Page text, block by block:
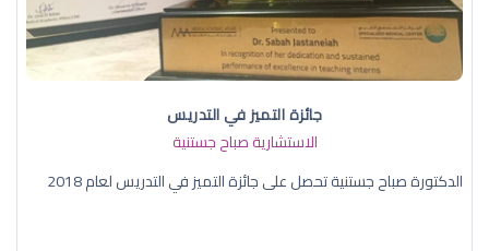
جائزة التميز في التدريس
الاستشارية صباح جستنية
الدكتورة صباح جستنية تحصل على جائزة التميز في التدريس لعام 2018